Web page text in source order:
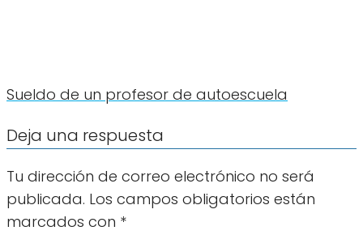
Sueldo de un profesor de autoescuela
Deja una respuesta
Tu dirección de correo electrónico no será
publicada. Los campos obligatorios están
marcados con *